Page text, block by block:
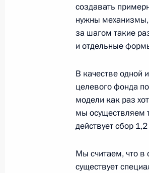
24 сентября 2014
Владимир Путин
24 сентября 2014
23 сентября
учений
23 сентября 2014
создавать
нужны механизмы,
за шагом такие
и отдельные
В качестве одной
целевого фонда
модели как раз
мы осуществляем
действует сбор
Мы считаем, что в
существует